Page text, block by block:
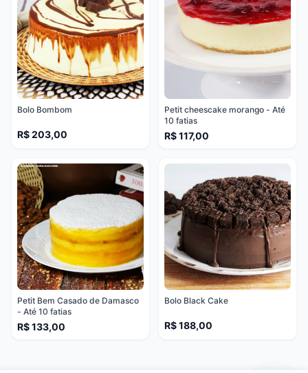
Bolo Bombom
R$ 203,00
Petit cheescake morango - Até
10 fatias
R$ 117,00
Petit Bem Casado de Damasco
- Até 10 fatias
R$ 133,00
Bolo Black Cake
R$ 188,00